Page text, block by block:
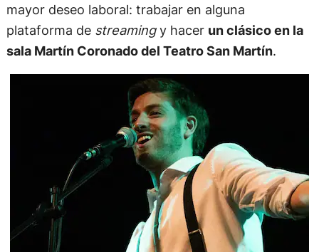
mayor deseo laboral: trabajar en alguna
plataforma de streamingy hacer un clásico en la
sala Martín Coronado del Teatro San Martín.